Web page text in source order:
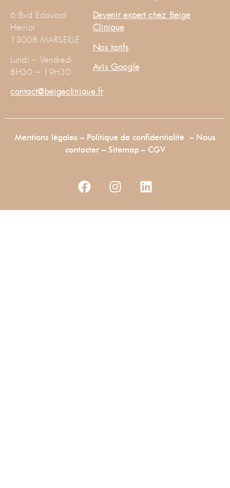
6 Bvd Edouard
Herriot
13008 MARSEILLE
Lundi – Vendredi :
8H30 – 19H30
contact@beigeclinique.fr
Devenir expert chez Beige
Clinique
Nos tarifs
Avis Google
Mentions légales – Politique de confidentialité– Nous
contacter – Sitemap – CGV